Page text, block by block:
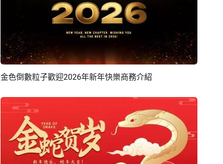
預覽 AI剪同款
金色倒數粒子歡迎2026年新年快樂商務介紹